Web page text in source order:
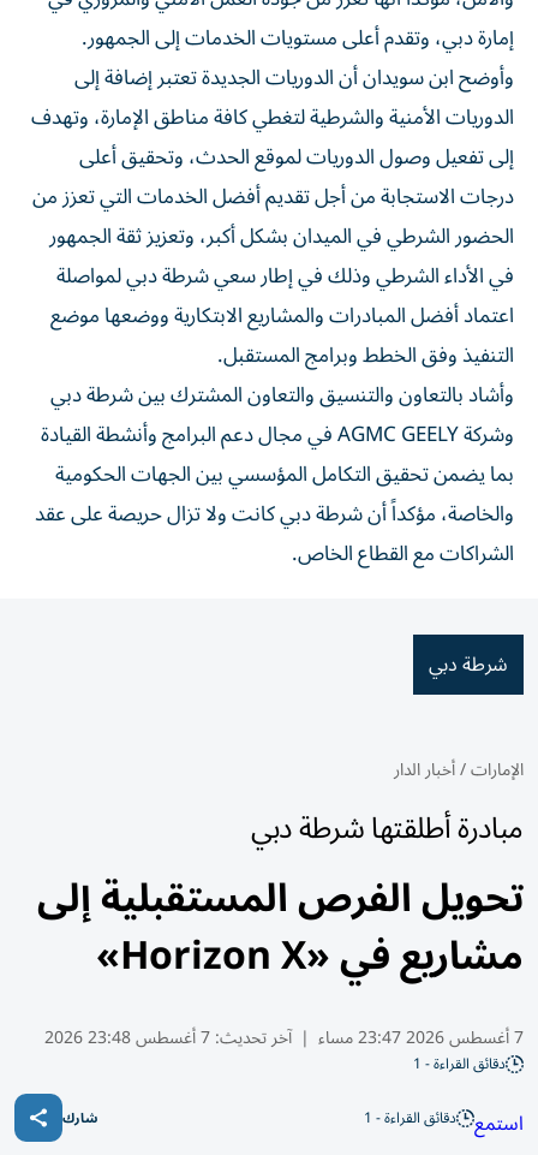
إمارة دبي، وتقدم أعلى مستويات الخدمات إلى الجمهور.
وأوضح ابن سويدان أن الدوريات الجديدة تعتبر إضافة إلى
الدوريات الأمنية والشرطية لتغطي كافة مناطق الإمارة، وتهدف
إلى تفعيل وصول الدوريات لموقع الحدث، وتحقيق أعلى
درجات الاستجابة من أجل تقديم أفضل الخدمات التي تعزز من
الحضور الشرطي في الميدان بشكل أكبر، وتعزيز ثقة الجمهور
في الأداء الشرطي وذلك في إطار سعي شرطة دبي لمواصلة
اعتماد أفضل المبادرات والمشاريع الابتكارية ووضعها موضع
التنفيذ وفق الخطط وبرامج المستقبل.
وأشاد بالتعاون والتنسيق والتعاون المشترك بين شرطة دبي
وشركة AGMC GEELY في مجال دعم البرامج وأنشطة القيادة
بما يضمن تحقيق التكامل المؤسسي بين الجهات الحكومية
والخاصة، مؤكداً أن شرطة دبي كانت ولا تزال حريصة على عقد
الشراكات مع القطاع الخاص.
شرطة دبي
الإمارات/أخبار الدار
مبادرة أطلقتها شرطة دبي
تحويل الفرص المستقبلية إلى
مشاريع في «Horizon X»
7 أغسطس 2026 23:47 مساء | آخر تحديث:7 أغسطس 23:48 2026
دقائق القراءة - 1
استمع دقائق القراءة - 1 شارك